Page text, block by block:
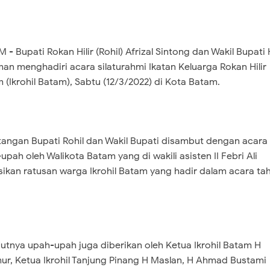
- Bupati Rokan Hilir (Rohil) Afrizal Sintong dan Wakil Bupati
menghadiri acara silaturahmi Ikatan Keluarga Rokan Hilir
(Ikrohil Batam), Sabtu (12/3/2022) di Kota Batam.
Bupati Rohil dan Wakil Bupati disambut dengan acara
oleh Walikota Batam yang di wakili asisten II Febri Ali
ratusan warga Ikrohil Batam yang hadir dalam acara
upah-upah juga diberikan oleh Ketua Ikrohil Batam H
Ketua Ikrohil Tanjung Pinang H Maslan, H Ahmad Bustami